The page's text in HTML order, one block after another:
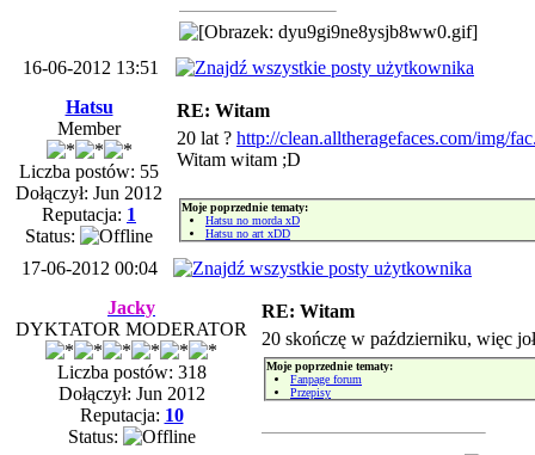
16-06-2012 13:51
Hatsu
Member
Liczba postów: 55
Dołączył: Jun 2012
Reputacja: 1
Status:
RE: Witam
20 lat ? http://clean.alltheragefaces.com/img/
Witam witam ;D
Moje poprzednie tematy:
Hatsu no morda xD
Hatsu no art xDD
17-06-2012 00:04
Jacky
DYKTATOR MODERATOR
Liczba postów: 318
Dołączył: Jun 2012
Reputacja: 10
Status:
RE: Witam
20 skończę w październiku, więc
Moje poprzednie tematy:
Fanpage forum
Przepisy